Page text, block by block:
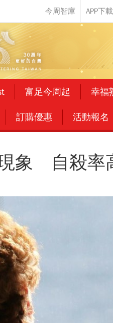
富足今周起 幸福
訂購優惠 活動報名
象 自殺率